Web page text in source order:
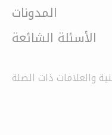
المدونات
الأسئلة الشائعة
والعلامات ذات الصلة